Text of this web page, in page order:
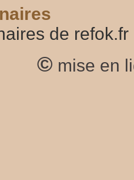
de refok.fr
© mise en